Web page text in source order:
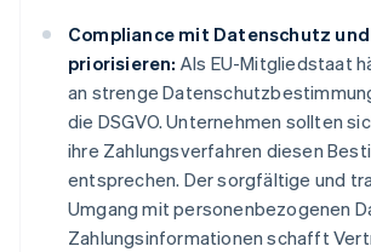
Compliance mit Datenschutz
priorisieren: Als EU-Mitgliedstaat
an strenge
die DSGVO. Unternehmen sollten
ihre Zahlungsverfahren diesen
entsprechen. Der sorgfältige und
Umgang mit personenbezogenen
Zahlungsinformationen schafft